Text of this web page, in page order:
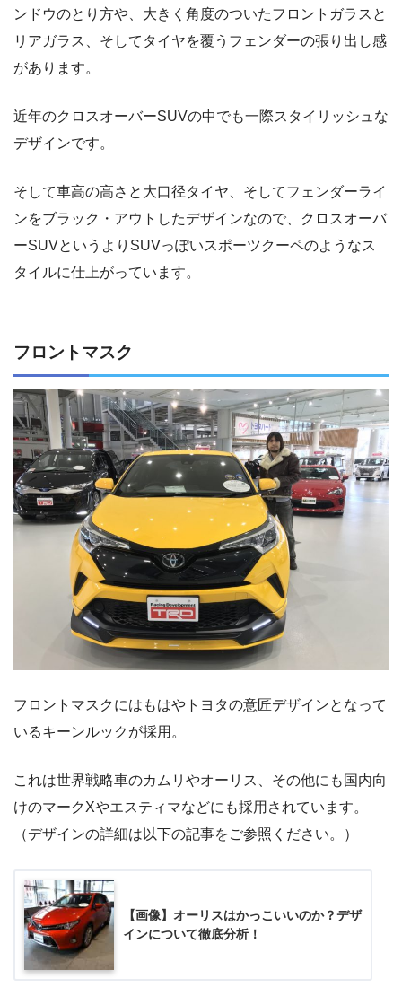
ンドウのとり方や、大きく角度のついたフロントガラスと
リアガラス、そしてタイヤを覆うフェンダーの張り出し感
があります。
近年のクロスオーバーSUVの中でも一際スタイリッシュな
デザインです。
そして車高の高さと大口径タイヤ、そしてフェンダーライ
ンをブラック・アウトしたデザインなので、クロスオーバ
ーSUVというよりSUVっぽいスポーツクーペのようなス
タイルに仕上がっています。
フロントマスク
フロントマスクにはもはやトヨタの意匠デザインとなって
いるキーンルックが採用。
これは世界戦略車のカムリやオーリス、その他にも国内向
けのマークXやエスティマなどにも採用されています。
（デザインの詳細は以下の記事をご参照ください。）
【画像】オーリスはかっこいいのか？デザ
インについて徹底分析！